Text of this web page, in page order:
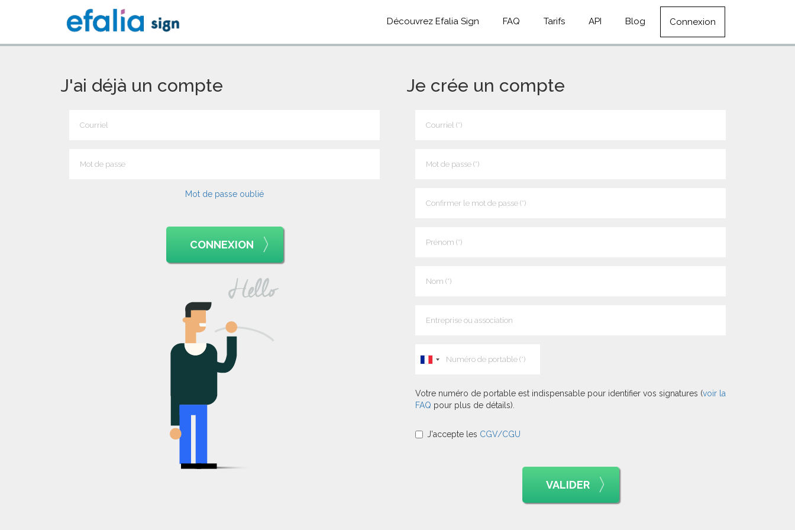
Découvrez Efalia Sign FAQ Tarifs API Blog Connexion
J'ai déjà un compte
Mot de passe oublié
CONNEXION
Je crée un compte
Votre numéro de portable est indispensable pour identifier vos signatures (voir la
FAQ pour plus de détails).
J'accepte les CGV/CGU
VALIDER